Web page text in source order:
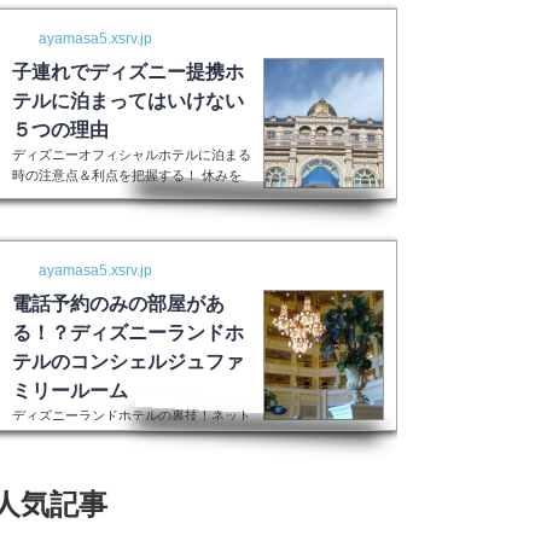
ayamasa5.xsrv.jp
子連れでディズニー提携ホ
テルに泊まってはいけない
５つの理由
ディズニーオフィシャルホテルに泊まる
時の注意点＆利点を把握する！ 休みを
取って子供を喜ばせるためにディズニー
ランドに行く！最高の家族サービスです
よね。 でも・・・小さい子供を連れて
るのは、お父さんお母さんも疲れること
間違いなし。 夜の目玉であるショーや
パレードの前に子供が寝てしまって抱っ
こしながら見るなんて残念なことも多々
起こるでしょう。 せっかくキラキラし
た夢の国を可愛い我が子に見せたかった
のに・・・。 そんな時、「ディズニー
ラ...
ayamasa5.xsrv.jp
電話予約のみの部屋があ
る！？ディズニーランドホ
テルのコンシェルジュファ
ミリールーム
ディズニーランドホテルの裏技！ネット
上には表示されない大人数用ルーム現在
の予約センターもなくなってしまったそ
うで、元コンシェルジュファミリールー
気記事